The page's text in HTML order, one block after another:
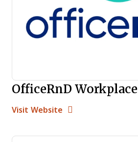
OfficeRnD Workplace
Visit Website Opens New Window